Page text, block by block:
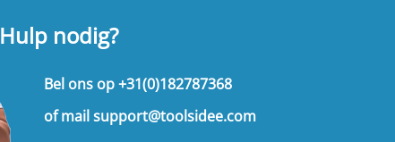
Hulp nodig?
Bel ons op+31(0)182787368
of mailsupport@toolsidee.com